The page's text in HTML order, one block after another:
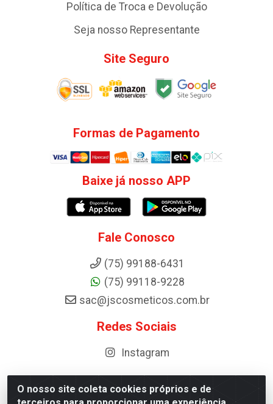
O nosso site coleta cookies próprios e de
Política de Troca e Devolução
Seja nosso Representante
Site Seguro
Formas de Pagamento
Baixe já nosso APP
Fale Conosco
(75) 99188-6431
(75) 99118-9228
sac@jscosmeticos.com.br
Redes Sociais
Instagram